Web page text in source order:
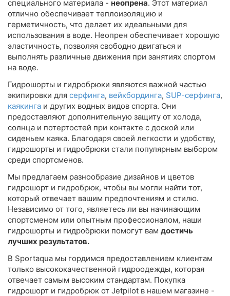
специального материала - неопрена. Этот материал
отлично обеспечивает теплоизоляцию и
герметичность, что делает их идеальными для
использования в воде. Неопрен обеспечивает хорошую
эластичность, позволяя свободно двигаться и
выполнять различные движения при занятиях спортом
на воде.
Гидрошорты и гидробрюки являются важной частью
экипировки для серфинга, вейкбординга, SUP-серфинга,
каякинга и других водных видов спорта. Они
предоставляют дополнительную защиту от холода,
солнца и потертостей при контакте с доской или
сиденьем каяка. Благодаря своей легкости и удобству,
гидрошорты и гидробрюки стали популярным выбором
среди спортсменов.
Мы предлагаем разнообразие дизайнов и цветов
гидрошорт и гидробрюк, чтобы вы могли найти тот,
который отвечает вашим предпочтениям и стилю.
Независимо от того, являетесь ли вы начинающим
спортсменом или опытным профессионалом, наши
гидрошорты и гидробрюки помогут вам достичь
лучших результатов.
В Sportaqua мы гордимся предоставлением клиентам
только высококачественной гидроодежды, которая
отвечает самым высоким стандартам. Покупка
гидрошорт и гидробрюк от Jetpilot в нашем магазине -